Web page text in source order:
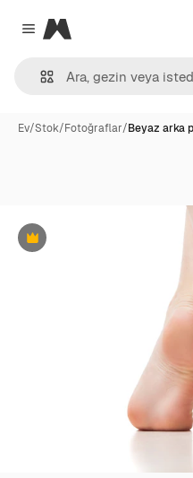
Close menu
Magnific
Ev/Stok/Fotoğraflar/Beyaz arka
Premium